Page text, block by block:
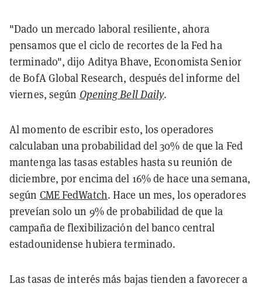
"Dado un mercado laboral resiliente, ahora
pensamos que el ciclo de recortes de la Fed ha
terminado", dijo Aditya Bhave, Economista Senior
de BofA Global Research, después del informe del
viernes, según Opening Bell Daily.
Al momento de escribir esto, los operadores
calculaban una probabilidad del 30% de que la Fed
mantenga las tasas estables hasta su reunión de
diciembre, por encima del 16% de hace una semana,
según CME FedWatch. Hace un mes, los operadores
preveían solo un 9% de probabilidad de que la
campaña de flexibilización del banco central
estadounidense hubiera terminado.
Las tasas de interés más bajas tienden a favorecer a